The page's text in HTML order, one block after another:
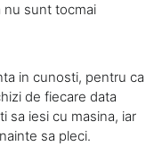
nu sunt tocmai
in cunosti, pentru ca
de fiecare data
sa iesi cu masina, iar
sa pleci.